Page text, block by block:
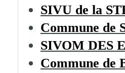
SIVU de la
Commune de
SIVOM DES
Commune de